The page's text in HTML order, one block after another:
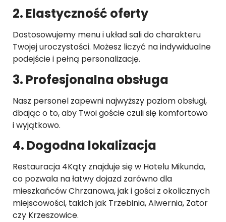
2. Elastyczność oferty
Dostosowujemy menu i układ sali do charakteru
Twojej uroczystości. Możesz liczyć na indywidualne
podejście i pełną personalizację.
3. Profesjonalna obsługa
Nasz personel zapewni najwyższy poziom obsługi,
dbając o to, aby Twoi goście czuli się komfortowo
i wyjątkowo.
4. Dogodna lokalizacja
Restauracja 4Kąty znajduje się w Hotelu Mikunda,
co pozwala na łatwy dojazd zarówno dla
mieszkańców Chrzanowa, jak i gości z okolicznych
miejscowości, takich jak Trzebinia, Alwernia, Zator
czy Krzeszowice.